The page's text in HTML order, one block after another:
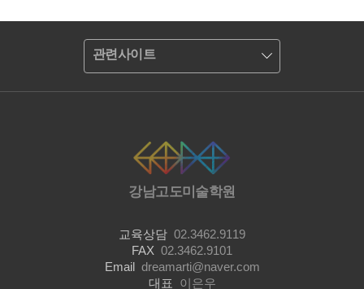
관련사이트
강남고도미술학원
교육상담 02.3462.9119
FAX 02.3462.9101
Email dreamarti@naver.com
대표
이은우